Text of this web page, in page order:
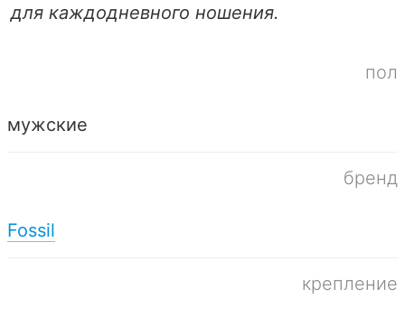
для каждодневного ношения.
пол
мужские
бренд
Fossil
крепление